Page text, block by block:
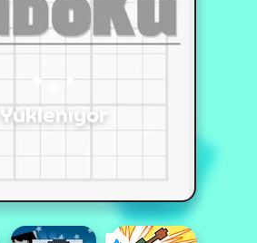
Yükleniyor